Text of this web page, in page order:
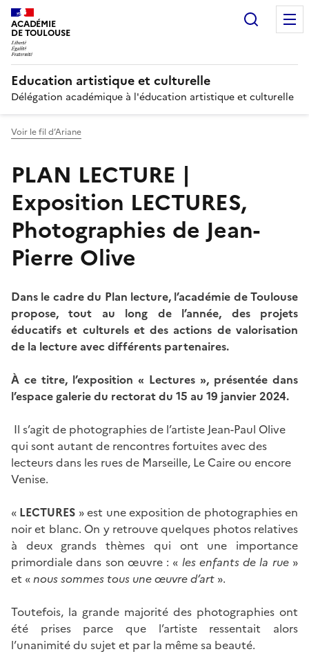
ACADÉMIE
DE TOULOUSE
Education artistique et culturelle
Délégation académique à l'éducation artistique et culturelle
Voir le fil d’Ariane
PLAN LECTURE |
Exposition LECTURES,
Photographies de Jean-
Pierre Olive
Dans le cadre du Plan lecture, l’académie de Toulouse
propose, tout au long de l’année, des projets
éducatifs et culturels et des actions de valorisation
de la lecture avec différents partenaires.
À ce titre, l’exposition « Lectures », présentée dans
l’espace galerie du rectorat du 15 au 19 janvier 2024.
Il s’agit de photographies de l’artiste Jean-Paul Olive
qui sont autant de rencontres fortuites avec des
lecteurs dans les rues de Marseille, Le Caire ou encore
Venise.
« LECTURES » est une exposition de photographies en
noir et blanc. On y retrouve quelques photos relatives
à deux grands thèmes qui ont une importance
primordiale dans son œuvre : « les enfants de la rue»
et «nous sommes tous une œuvre d’art ».
Toutefois, la grande majorité des photographies ont
été prises parce que l’artiste ressentait alors
l’unanimité du sujet et par la même sa beauté.